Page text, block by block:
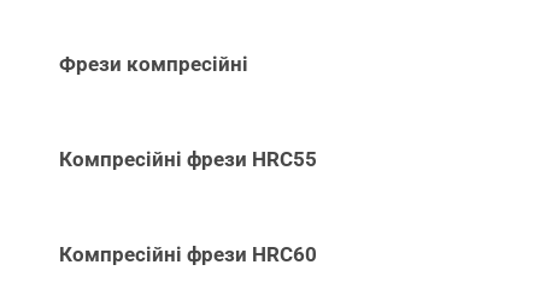
Фрези компресійні
Компресійні фрези HRC55
Компресійні фрези HRC60